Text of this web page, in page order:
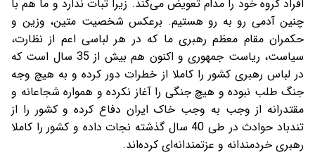
افراد گروه خود را مدام تعویض می‌کند. زیرا ثبات ندارد و ما هم با
چنین آدمی رو به رو هستیم. برعکس شخصیت متین، وزین و
حکمران مقام معظم رهبری ما که در هر لباسی اعم از نظارت،
سیاست، ریاست جمهوری و اکنون هم بیش از 35 سال است که
در لباس رهبری کشور را کاملا از خطرات دور کرده و به هیچ وجه
جنگ طلب نبوده و هیچ جنگی را آغاز نکرده و همواره شجاعانه و
مقتدرانه از وجب به وجب خاک ایران دفاع کرده و کشور را از
تندباد حوادث در طی 40 سال گذشته نجات داده و کشور را کاملا
رهبری خردمندانه و عزتمندانه‌ای کرده‌اند.